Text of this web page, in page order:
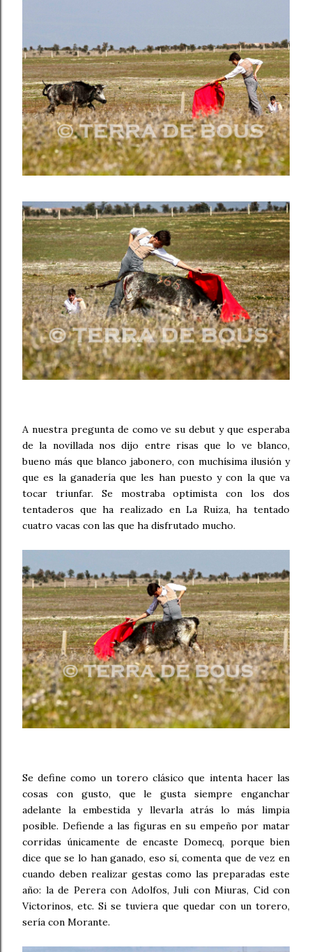
A nuestra pregunta de como ve su debut y que esperaba
de la novillada nos dijo entre risas que lo ve blanco,
bueno más que blanco jabonero, con muchísima ilusión y
que es la ganadería que les han puesto y con la que va
tocar triunfar. Se mostraba optimista con los dos
tentaderos que ha realizado en La Ruiza, ha tentado
cuatro vacas con las que ha disfrutado mucho.
Se define como un torero clásico que intenta hacer las
cosas con gusto, que le gusta siempre enganchar
adelante la embestida y llevarla atrás lo más limpia
posible. Defiende a las figuras en su empeño por matar
corridas únicamente de encaste Domecq, porque bien
dice que se lo han ganado, eso sí, comenta que de vez en
cuando deben realizar gestas como las preparadas este
año: la de Perera con Adolfos, Juli con Miuras, Cid con
Victorinos, etc. Si se tuviera que quedar con un torero,
sería con Morante.